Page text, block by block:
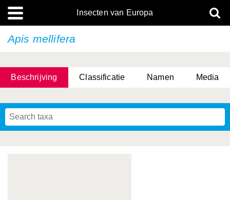
Insecten van Europa
Apis mellifera
Beschrijving Classificatie Namen Media